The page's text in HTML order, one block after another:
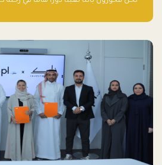
جيدًا لكوكبنا فحسب، بل إنه جيد أيضًا